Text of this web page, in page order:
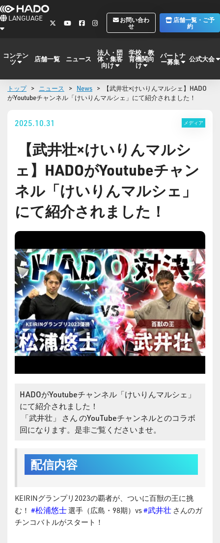
LANGUAGE
お問い合わ
せ
店舗一覧・ご予
約
コンテン
ツ 店舗一覧 ニュース
法人・団
体・集客
向け
学校・教
育機関向
け
パートナ
ー募集 公式大会
トップ > ニュース > News > 【武井壮×けいりんマルシェ】HADO
がYoutubeチャンネル「けいりんマルシェ」にて紹介されました！
2025.10.31 メディア
【武井壮×けいりんマルシ
ェ】HADOがYoutubeチャン
ネル「けいりんマルシェ」
にて紹介されました！
HADOがYoutubeチャンネル「けいりんマルシェ」
にて紹介されました！
「武井壮」 さん のYouTubeチャンネルとのコラボ
回になります。是非ご覧くださいませ。
配信内容
KEIRINグランプリ2023の覇者が、ついに百獣の王に挑
む！ #松浦悠士選手（広島・98期）vs#武井壮 さんのガ
チンコバトルがスタート！